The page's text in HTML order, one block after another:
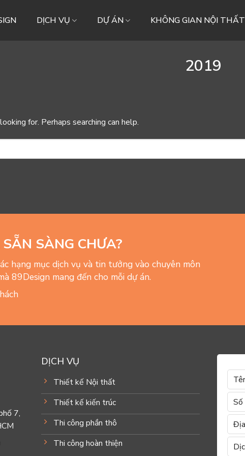
DỊCH VỤ DỰ ÁN KHÔNG GIAN NỘI THẤT
2019
for. Perhaps searching can help.
SÀNG CHƯA?
hạng mục dịch vụ và tin tưởng vào chuyên môn
89Design mang đến cho mỗi dự án.
7,
DỊCH VỤ
Thiết kế Nội thất
Thiết kế kiến trúc
Thi công phần thô
Thi công hoàn thiện